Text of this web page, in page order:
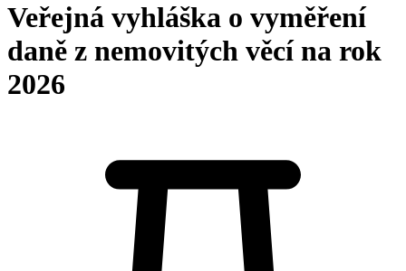
Veřejná vyhláška o vyměření
daně z nemovitých věcí na rok
2026